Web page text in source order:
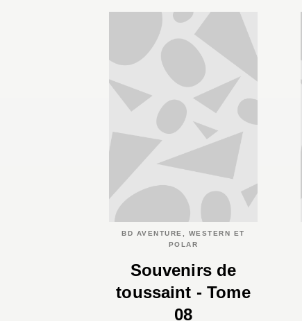
BD AVENTURE, WESTERN ET
POLAR
Souvenirs de
toussaint - Tome
08